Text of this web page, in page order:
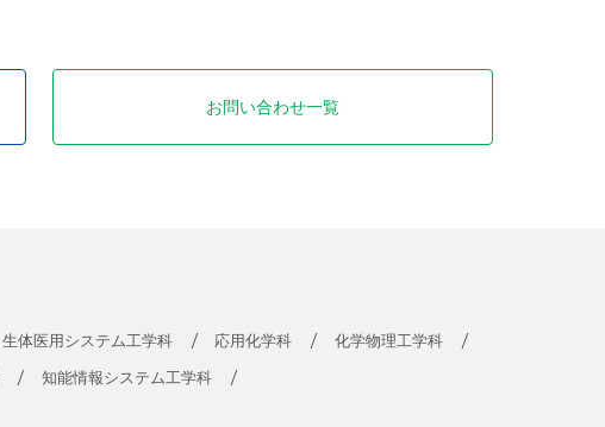
お問い合わせ一覧
生体医用システム工学科 応用化学科 化学物理工学科
知能情報システム工学科